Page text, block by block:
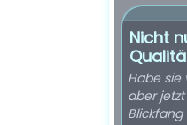
Nicht
Habe sie
aber